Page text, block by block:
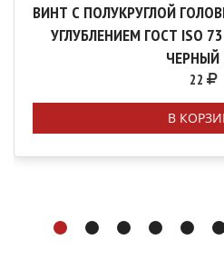
ВИНТ С ПОЛУКРУГЛОЙ
УГЛУБЛЕНИЕМ ГОСТ ISO
ЧЕРНЫЙ
22
В